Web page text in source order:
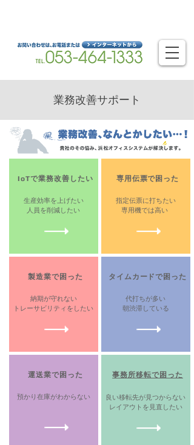
​業務改善サポート
​IoTで業務改善したい
生産効率を上げたい
人員を削減したい
​製造業で困った
納期が守れない
トレーサビリティをしたい
​運送業で困った
​預かり在庫がわからない
​専用伝票で困った
指定伝票に打ちたい
専用機では高い
​タイムカードで困った
代打ちが多い
朝渋滞している
​事務所移転で困った
​良い移転先が見つからない
レイアウトを見直したい